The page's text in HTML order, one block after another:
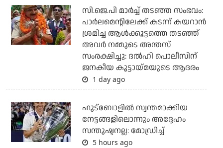
സി.ജെ.പി മാര്‍ച്ച് തടഞ്ഞ സംഭവം:
പാര്‍ലമെന്റിലേക്ക് കടന്ന് കയറാന്‍
ശ്രമിച്ച ആള്‍ക്കൂട്ടത്തെ തടഞ്ഞ്
അവര്‍ നമ്മുടെ അന്തസ്
സംരക്ഷിച്ചു: ദല്‍ഹി പൊലീസിന്
ജനകീയ കൂട്ടായ്മയുടെ ആദരം
1 day ago
ഫുട്ബോളില്‍ സ്വന്തമാക്കിയ
നേട്ടങ്ങളിലൊന്നും അദ്ദേഹം
സന്തുഷ്ടനല്ല: മോഡ്രിച്ച്
5 hours ago